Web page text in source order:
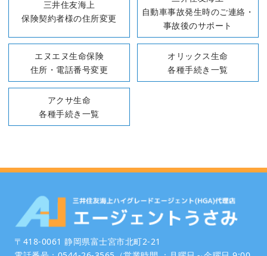
三井住友海上
保険契約者様の住所変更
自動車事故発生時のご連絡・
事故後のサポート
エヌエヌ生命保険
住所・電話番号変更
オリックス生命
各種手続き一覧
アクサ生命
各種手続き一覧
〒418-0061 静岡県富士宮市北町2-21